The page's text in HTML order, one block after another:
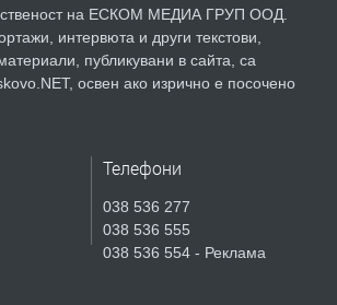
преди 3 дни
Продавам парцел в гр. Хасково кв.
СГЛОБЯВАНЕ НА МЕБЕЛИ.
на ЕСКОМ МЕДИА ГРУП ООД.
интервюта и други текстови,
публикувани в сайта, са
освен ако изрично е посочено
Телефони
038 536 277
038 536 555
038 536 554 - Реклама